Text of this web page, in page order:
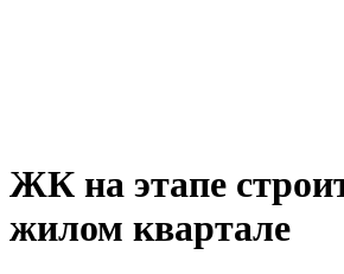
ЖК на этапе
жилом квартале